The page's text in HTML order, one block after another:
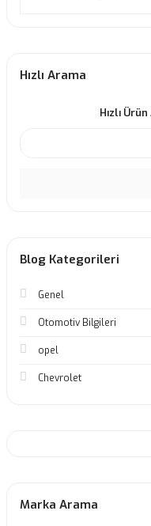
Hızlı Arama
Hızlı
Blog Kategorileri
Genel
Otomotiv Bilgileri
opel
Chevrolet
Marka Arama